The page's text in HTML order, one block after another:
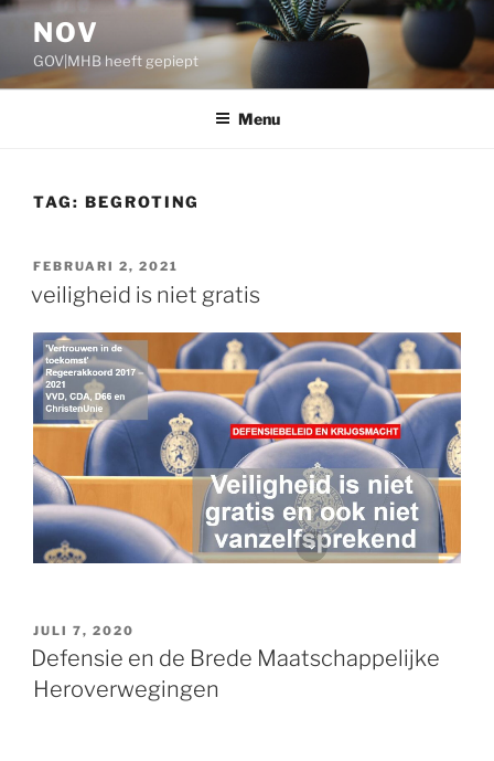
Ga
inhoud
NOV
GOV|MHB heeft gepiept
Menu
TAG: BEGROTING
GEPLAATST
FEBRUARI 2, 2021
veiligheid is niet gratis
GEPLAATST
OP
JULI 7, 2020
Defensie en de Brede Maatschappelijke
Heroverwegingen